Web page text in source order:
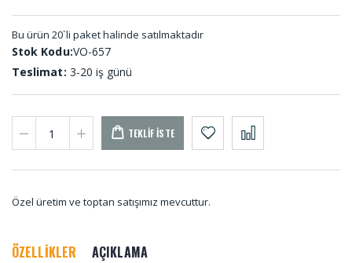
Bu ürün 20`li paket halinde satılmaktadır
Stok Kodu:VO-657
Teslimat: 3-20 iş günü
TEKLIF İSTE
Özel üretim ve toptan satışımız mevcuttur.
ÖZELLİKLER AÇIKLAMA
ETE-001
ON-001 (50